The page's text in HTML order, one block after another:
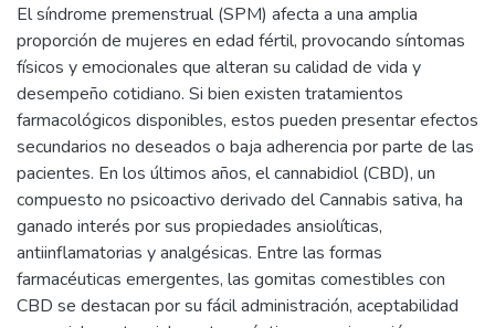
El síndrome premenstrual (SPM) afecta a una amplia
proporción de mujeres en edad fértil, provocando síntomas
físicos y emocionales que alteran su calidad de vida y
desempeño cotidiano. Si bien existen tratamientos
farmacológicos disponibles, estos pueden presentar efectos
secundarios no deseados o baja adherencia por parte de las
pacientes. En los últimos años, el cannabidiol (CBD), un
compuesto no psicoactivo derivado del Cannabis sativa, ha
ganado interés por sus propiedades ansiolíticas,
antiinflamatorias y analgésicas. Entre las formas
farmacéuticas emergentes, las gomitas comestibles con
CBD se destacan por su fácil administración, aceptabilidad